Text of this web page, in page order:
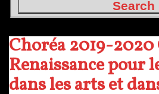
Choréa 2019-
Renaissance pour
dans les arts et